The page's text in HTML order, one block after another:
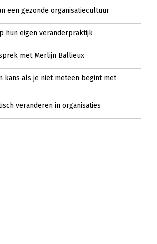
een gezonde organisatiecultuur
hun eigen veranderpraktijk
met Merlijn Ballieux
kans als je niet meteen begint met
veranderen in organisaties